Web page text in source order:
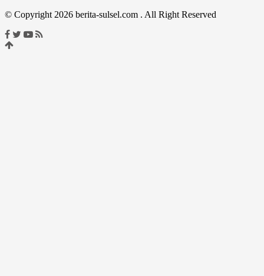
© Copyright 2026 berita-sulsel.com . All Right Reserved